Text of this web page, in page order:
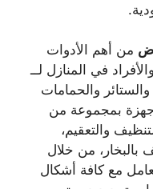
من أهم الأدوات
في المنازل لــ
والحمامات
بمجموعة من
والتعقيم،
بالبخار، من خلال
مع كافة أشكال